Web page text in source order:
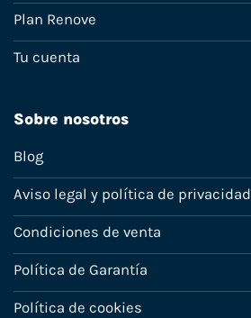
Plan Renove
Tu cuenta
Sobre nosotros
Blog
Aviso legal y política de privacidad
Condiciones de venta
Política de Garantía
Política de cookies